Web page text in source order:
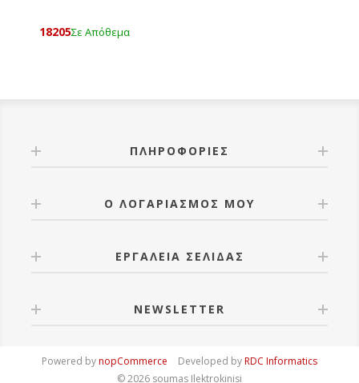
18205Σε Απόθεμα
ΠΛΗΡΟΦΟΡΊΕΣ
Ο ΛΟΓΑΡΙΑΣΜΌΣ ΜΟΥ
ΕΡΓΑΛΕΊΑ ΣΕΛΊΔΑΣ
NEWSLETTER
Powered bynopCommerce Developed byRDC Informatics
© 2026 soumas Ilektrokinisi